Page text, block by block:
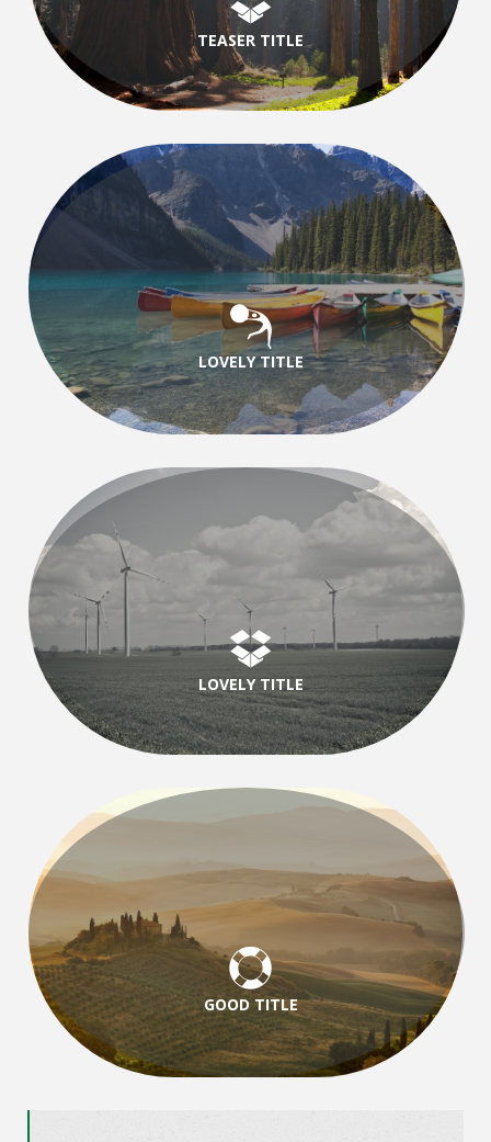
TEASER TITLE
LOVELY TITLE
LOVELY TITLE
GOOD TITLE